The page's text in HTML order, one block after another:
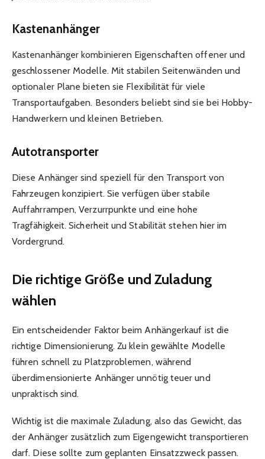
Kastenanhänger
Kastenanhänger kombinieren Eigenschaften offener und
geschlossener Modelle. Mit stabilen Seitenwänden und
optionaler Plane bieten sie Flexibilität für viele
Transportaufgaben. Besonders beliebt sind sie bei Hobby-
Handwerkern und kleinen Betrieben.
Autotransporter
Diese Anhänger sind speziell für den Transport von
Fahrzeugen konzipiert. Sie verfügen über stabile
Auffahrrampen, Verzurrpunkte und eine hohe
Tragfähigkeit. Sicherheit und Stabilität stehen hier im
Vordergrund.
Die richtige Größe und Zuladung
wählen
Ein entscheidender Faktor beim Anhängerkauf ist die
richtige Dimensionierung. Zu klein gewählte Modelle
führen schnell zu Platzproblemen, während
überdimensionierte Anhänger unnötig teuer und
unpraktisch sind.
Wichtig ist die maximale Zuladung, also das Gewicht, das
der Anhänger zusätzlich zum Eigengewicht transportieren
darf. Diese sollte zum geplanten Einsatzzweck passen.